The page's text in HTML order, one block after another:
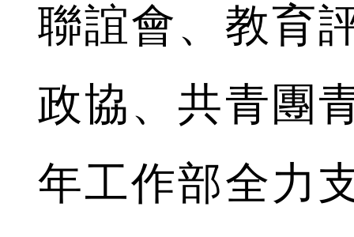
聯誼會、教育
政協、共青團
年工作部全力